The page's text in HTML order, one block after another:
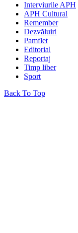
Interviurile APH
APH Cultural
Remember
Dezvăluiri
Pamflet
Editorial
Reportaj
Timp liber
Sport
Back To Top